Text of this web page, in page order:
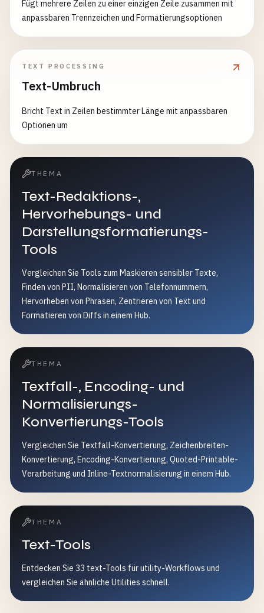
Fügt mehrere Zeilen zu einer einzigen Zeile zusammen mit
anpassbaren Trennzeichen und Formatierungsoptionen
TEXT PROCESSING
Text-Umbruch
Bricht Text in Zeilen bestimmter Länge mit anpassbaren
Optionen um
THEMA
Text-Redaktions-,
Hervorhebungs- und
Darstellungsformatierungs-
Tools
Vergleichen Sie Tools zum Maskieren sensibler Texte,
Finden von PII, Normalisieren von Telefonnummern,
Hervorheben von Phrasen, Zentrieren von Text und
Formatieren von Diffs in einem Hub.
THEMA
Textfall-, Encoding- und
Normalisierungs-
Konvertierungs-Tools
Vergleichen Sie Textfall-Konvertierung, Zeichenbreiten-
Konvertierung, Encoding-Konvertierung, Quoted-Printable-
Verarbeitung und Inline-Textnormalisierung in einem Hub.
THEMA
Text-Tools
Entdecken Sie 33 text-Tools für utility-Workflows und
vergleichen Sie ähnliche Utilities schnell.